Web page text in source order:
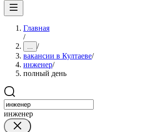
Главная
/
... /
вакансии в Култаеве/
инженер/
полный день
инженер